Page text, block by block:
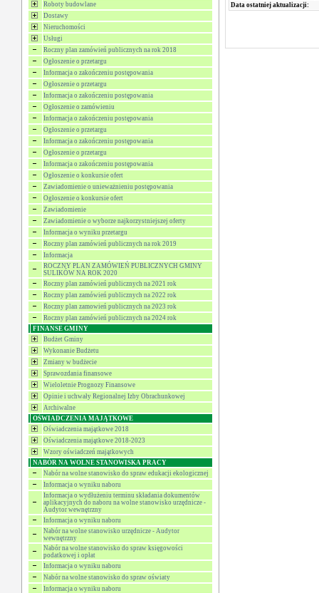
Roboty budowlane
Dostawy
Nieruchomości
Usługi
Roczny plan zamówień publicznych na rok 2018
Ogłoszenie o przetargu
Informacja o zakończeniu postępowania
Ogłoszenie o przetargu
Informacja o zakończeniu postępowania
Ogłoszenie o zamówieniu
Informacja o zakończeniu postępowania
Ogłoszenie o przetargu
Informacja o zakończeniu postępowania
Ogłoszenie o przetargu
Informacja o zakończeniu postępowania
Ogłoszenie o konkursie ofert
Zawiadomienie o unieważnieniu postępowania
Ogłoszenie o konkursie ofert
Zawiadomienie
Zawiadomienie o wyborze najkorzystniejszej oferty
Informacja o wyniku przetargu
Roczny plan zamówień publicznych na rok 2019
Informacja
ROCZNY PLAN ZAMÓWIEŃ PUBLICZNYCH GMINY
SULIKÓW NA ROK 2020
Roczny plan zamówień publicznych na 2021 rok
Roczny plan zamówień publicznych na 2022 rok
Roczny plan zamowień publicznych na 2023 rok
Roczny plan zamówień publicznych na 2024 rok
FINANSE GMINY
Budżet Gminy
Wykonanie Budżetu
Zmiany w budżecie
Sprawozdania finansowe
Wieloletnie Prognozy Finansowe
Opinie i uchwały Regionalnej Izby Obrachunkowej
Archiwalne
OŚWIADCZENIA MAJĄTKOWE
Oświadczenia majątkowe 2018
Oświadczenia majątkowe 2018-2023
Wzory oświadczeń majątkowych
NABÓR NA WOLNE STANOWISKA PRACY
Nabór na wolne stanowisko do spraw edukacji ekologicznej
Informacja o wyniku naboru
Informacja o wydłużeniu terminu składania dokumentów
aplikacyjnych do naboru na wolne stanowisko urzędnicze -
Audytor wewnętrzny
Informacja o wyniku naboru
Nabór na wolne stanowisko urzędnicze - Audytor
wewnętrzny
Nabór na wolne stanowisko do spraw księgowości
podatkowej i opłat
Informacja o wyniku naboru
Nabór na wolne stanowisko do spraw oświaty
Informacja o wyniku naboru
Data ostatniej aktualizacji: